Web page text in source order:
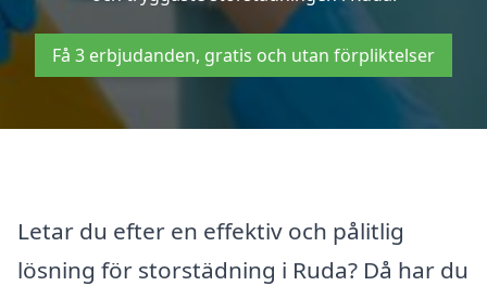
Få 3 erbjudanden, gratis och utan förpliktelser
Letar du efter en effektiv och pålitlig
lösning för storstädning i Ruda? Då har du